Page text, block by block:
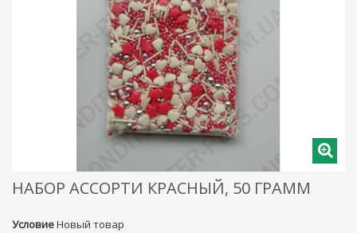
НАБОР АССОРТИ КРАСНЫЙ, 50 ГРАММ
УсловиеНовый товар